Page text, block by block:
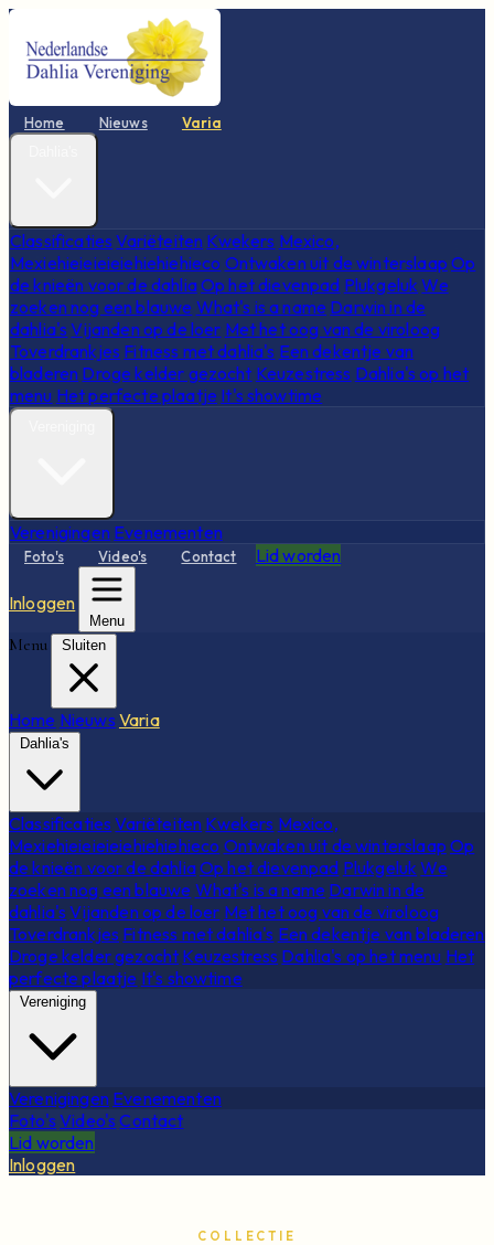
Home Nieuws Varia
Classificaties Variëteiten Kwekers Mexico,
Mexiehieieieieiehiehiehieco Ontwaken uit de winterslaap Op
de knieën voor de dahliaOp het dievenpad Plukgeluk We
zoeken nog een blauwe What's is a name Darwin in de
dahlia's Vijanden op de loer Met het oog van de viroloog
Toverdrankjes Fitness met dahlia's Een dekentje van
bladeren Droge kelder gezocht Keuzestress Dahlia's op het
menu Het perfecte plaatje It's showtime
Verenigingen Evenementen
Foto's Video's Contact Lid worden
Inloggen
Menu
Menu Sluiten
Home Nieuws Varia
Dahlia's
Classificaties Variëteiten Kwekers Mexico,
Mexiehieieieieiehiehiehieco Ontwaken uit de winterslaap Op
de knieën voor de dahliaOp het dievenpad Plukgeluk We
zoeken nog een blauwe What's is a name Darwin in de
dahlia's Vijanden op de loer Met het oog van de viroloog
Toverdrankjes Fitness met dahlia's Een dekentje van bladeren
Droge kelder gezocht Keuzestress Dahlia's op het menu Het
perfecte plaatje It's showtime
Vereniging
Verenigingen Evenementen
Foto's Video's Contact
Lid worden
Inloggen
COLLECTIE